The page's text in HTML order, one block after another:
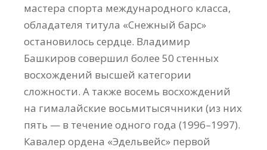
мастера спорта международного класса,
обладателя титула «Снежный барс»
остановилось сердце. Владимир
Башкиров совершил более 50 стенных
восхождений высшей категории
сложности. А также восемь восхождений
на гималайские восьмитысячники (из них
пять — в течение одного года (1996–1997).
Кавалер ордена «Эдельвейс» первой